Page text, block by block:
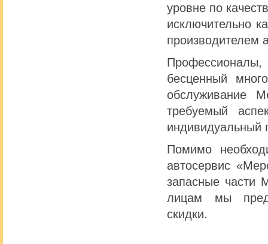
уровне по
исключительно
производителем
бесценный
обслуживание
требуемый
индивидуальный
Помимо
автосервис
запасные части
лицам мы
скидки.